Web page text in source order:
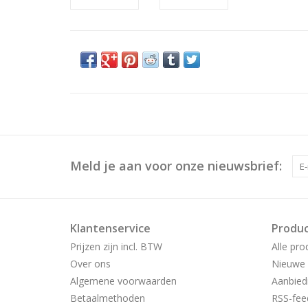
Meld je aan voor onze nieuwsbrief:
Klantenservice
Prijzen zijn incl. BTW
Over ons
Algemene voorwaarden
Betaalmethoden
Alle
RSS-